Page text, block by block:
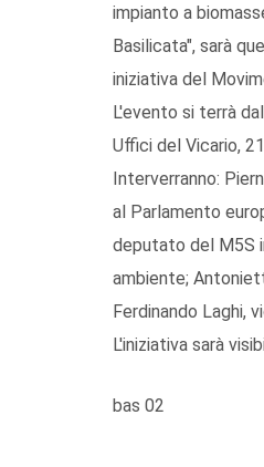
impianto a
Basilicata", sarà
iniziativa del
L'evento si terrà
Uffici del Vicario,
Interverranno:
al Parlamento
deputato del M5S
ambiente;
Ferdinando Laghi,
L'iniziativa sarà
bas 02